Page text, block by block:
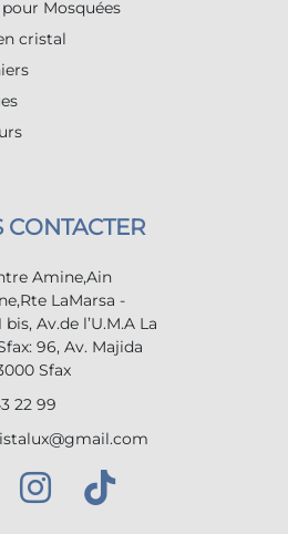
Mosquées
cristal
CONTACTER
Amine,Ain
LaMarsa -
bis, Av.de l’U.M.A La
96, Av. Majida
Sfax
22 99